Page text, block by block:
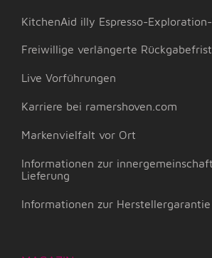
KitchenAid illy Espresso-
Freiwillige verlängerte Rückgabefrist
Live Vorführungen
Karriere bei ramershoven.com
Markenvielfalt vor Ort
Informationen zur
Lieferung
Informationen zur Herstellergarantie